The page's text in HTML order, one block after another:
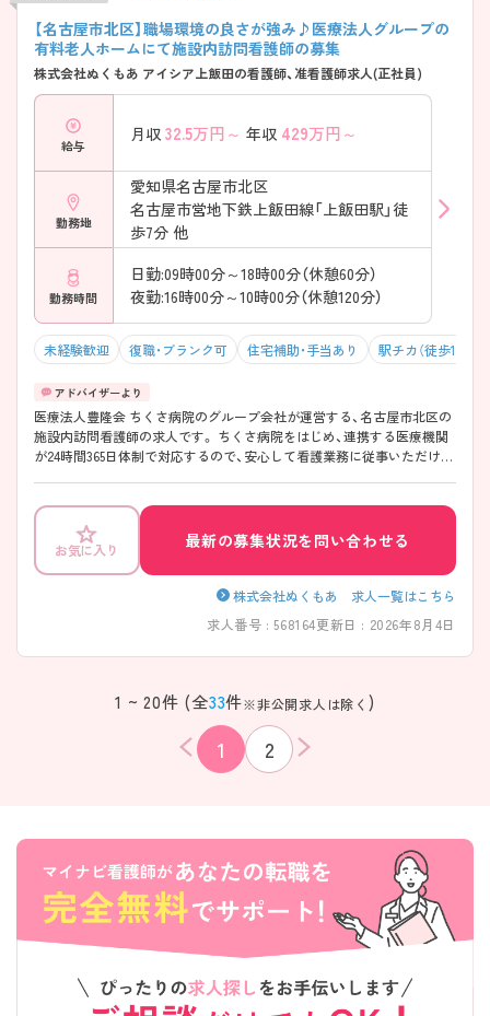
クリア
検索する
【名古屋市北区】職場環境の良さが強み♪医療法人グループの
有料老人ホームにて施設内訪問看護師の募集
株式会社ぬくもあ アイシア上飯田の看護師、准看護師求人(正社員)
給与
月収 32.5万円～ 年収 429万円～
勤務地
愛知県名古屋市北区
名古屋市営地下鉄上飯田線「上飯田駅」徒
歩7分 他
勤務時間
日勤:09時00分～18時00分（休憩60分）
夜勤:16時00分～10時00分（休憩120分）
未経験歓迎 復職・ブランク可 住宅補助・手当あり 駅チカ（徒歩10分以
医療法人豊隆会 ちくさ病院のグループ会社が運営する、名古屋市北区の
施設内訪問看護師の求人です。 ちくさ病院をはじめ、連携する医療機関
が24時間365日体制で対応するので、安心して看護業務に従事いただけま
境が整っております。看護師・介護職などの「横の連携の強さ」を強みと
しており、大きな病院と比較しても小規模の人数体制なのでスタッフ同
士のつながりが深いのも特徴です。 また、残業は少なく、諸手当や福利厚
生などが多数あり、産休育休の実績も豊富なことから長期的な就業が可
えしますのでお気軽にお問い合わせください。
お気に入り 最新の募集状況を問い合わせる
株式会社ぬくもあ 求人一覧はこちら
求人番号 : 568164更新日 : 2026年8月4日
1 ~ 20件 (全33件※非公開求人は除く )
1 2